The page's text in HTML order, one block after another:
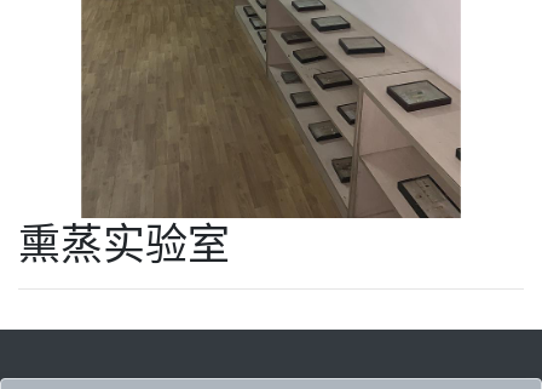
熏蒸实验室